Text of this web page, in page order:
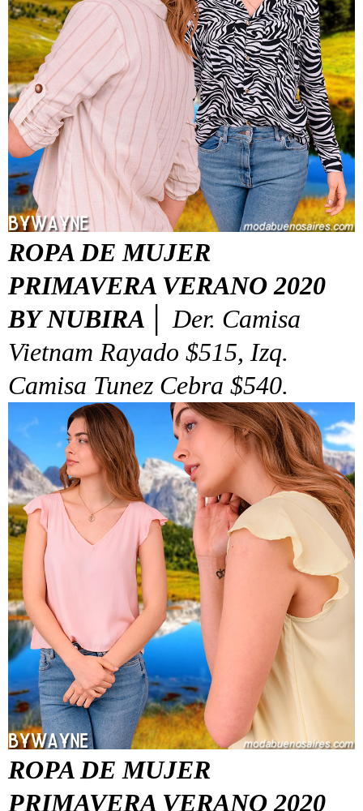
ROPA DE MUJER
PRIMAVERA VERANO 2020
BY NUBIRA │
Der. Camisa
Vietnam Rayado $515, Izq.
Camisa Tunez Cebra $540.
ROPA DE MUJER
PRIMAVERA VERANO 2020